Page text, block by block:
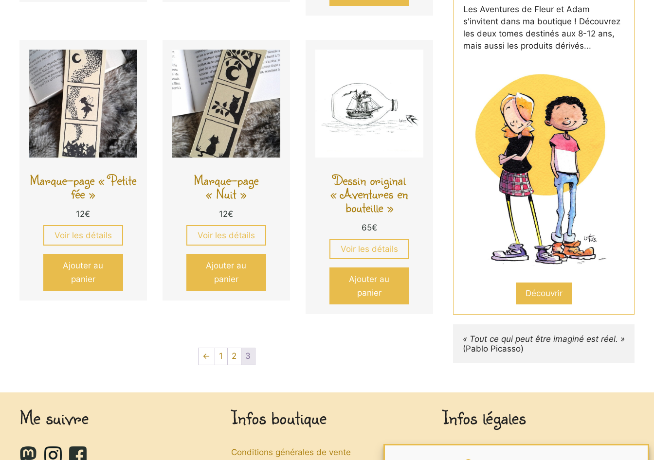
Marque-page « Petite
fée »
12€
Voir les détails
Ajouter au
panier
Marque-page
« Nuit »
12€
Voir les détails
Ajouter au
panier
Dessin original
« Aventures en
bouteille »
65€
Voir les détails
Ajouter au
panier
← 1 2 3
Les Aventures de Fleur et Adam
s'invitent dans ma boutique ! Découvrez
les deux tomes destinés aux 8-12 ans,
mais aussi les produits dérivés...
Découvrir
« Tout ce qui peut être imaginé est réel. »
(Pablo Picasso)
Me suivre Infos boutique
Conditions générales de vente
Infos légales